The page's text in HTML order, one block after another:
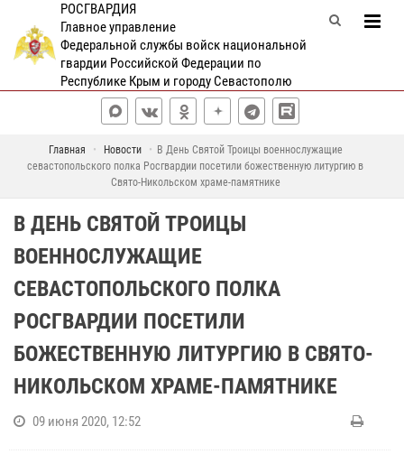
РОСГВАРДИЯ
Главное управление
Федеральной службы войск национальной
гвардии Российской Федерации по
Республике Крым и городу Севастополю
Главная Новости
В День Святой Троицы военнослужащие
севастопольского полка Росгвардии посетили божественную литургию в
Свято-Никольском храме-памятнике
В ДЕНЬ СВЯТОЙ ТРОИЦЫ
ВОЕННОСЛУЖАЩИЕ
СЕВАСТОПОЛЬСКОГО ПОЛКА
РОСГВАРДИИ ПОСЕТИЛИ
БОЖЕСТВЕННУЮ ЛИТУРГИЮ В СВЯТО-
НИКОЛЬСКОМ ХРАМЕ-ПАМЯТНИКЕ
09 июня 2020, 12:52